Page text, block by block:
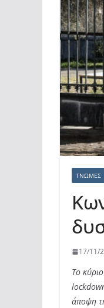
ΓΝΏΜΕΣ
17/11/
Το
άποψη